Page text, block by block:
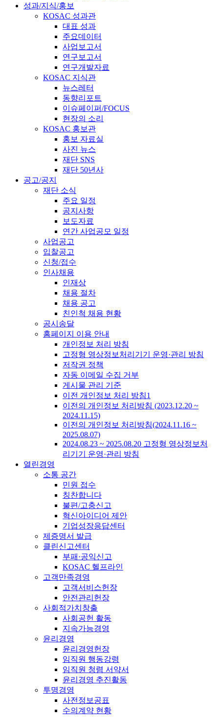
성과/지식/홍보
KOSAC 성과관
대표 성과
주요데이터
사업보고서
연구보고서
연구개발자료
KOSAC 지식관
뉴스레터
동향리포트
이슈페이퍼/FOCUS
현장의 소리
KOSAC 홍보관
홍보 자료실
사진 뉴스
재단 SNS
재단 50년사
공고/공지
재단 소식
주요 일정
공지사항
보도자료
연간 사업공모 일정
사업공고
입찰공고
신청/접수
인사채용
인재상
채용 절차
채용 공고
친인척 채용 현황
공시송달
홈페이지 이용 안내
개인정보 처리 방침
고정형 영상정보처리기기 운영·관리 방침
저작권 정책
자동 이메일 수집 거부
게시물 관리 기준
이전 개인정보 처리 방침1
이전의 개인정보 처리방침 (2023.12.20 ~
2024.11.15)
이전의 개인정보 처리방침(2024.11.16 ~
2025.08.07)
2024.08.23 ~ 2025.08.20 고정형 영상정보처
리기기 운영·관리 방침
열린경영
소통 공간
민원 접수
칭찬합니다
불편/고충신고
혁신아이디어 제안
기업성장응답센터
제증명서 발급
클린신고센터
부패·공익신고
KOSAC 헬프라인
고객만족경영
고객서비스헌장
안전관리헌장
사회적가치창출
사회공헌 활동
지속가능경영
윤리경영
윤리경영헌장
임직원 행동강령
임직원 청렴 서약서
윤리경영 추진활동
투명경영
사전정보공표
수의계약 현황